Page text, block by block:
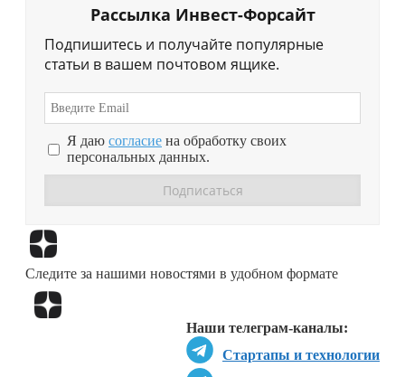
Рассылка Инвест-Форсайт
Подпишитесь и получайте популярные
статьи в вашем почтовом ящике.
Я даю согласие на обработку своих
персональных данных.
Следите за нашими новостями в удобном формате
Наши телеграм-каналы:
Стартапы и технологии